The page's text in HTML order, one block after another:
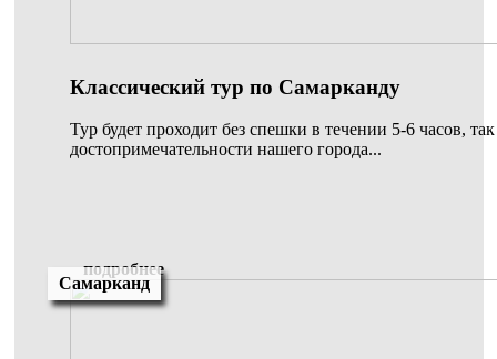
Классический тур по Самарканду
Тур будет проходит без спешки в течении 5-6 часов, так
достопримечательности нашего города...
подробнее
Самарканд